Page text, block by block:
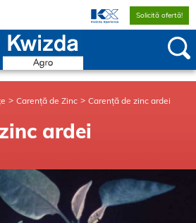
Solicită ofertă!
Carență de Zinc Carență de zinc ardei
ardei